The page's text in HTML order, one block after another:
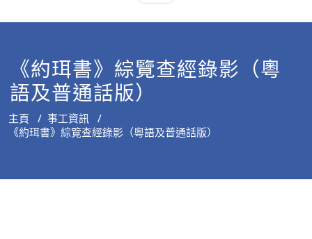
《約珥書》綜覽查經錄影（粵
語及普通話版）
主頁 / 事工資訊 /
《約珥書》綜覽查經錄影（粵語及普通話版）